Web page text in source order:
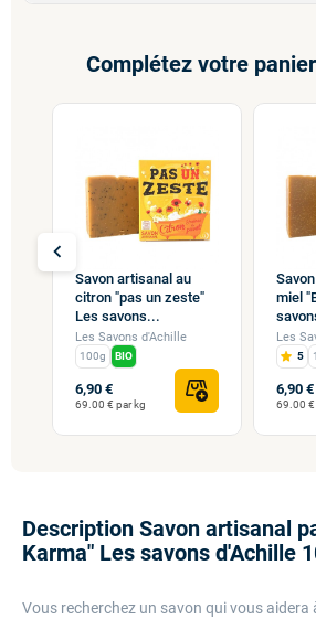
Complétez votre
Savon artisanal au
citron "pas un zeste"
Les savons...
Les Savons d'Achille
100g BIO
6,90 €
69.00 € par kg
miel
Les
5
6,90 €
69.00 €
chevron_left
Description Savon artisanal
Karma" Les savons d'Achille
Vous recherchez un savon qui vous aidera